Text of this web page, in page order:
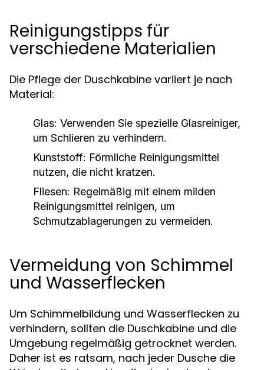
Reinigungstipps für
verschiedene Materialien
Die Pflege der Duschkabine variiert je nach
Material:
Glas: Verwenden Sie spezielle Glasreiniger,
um Schlieren zu verhindern.
Kunststoff: Förmliche Reinigungsmittel
nutzen, die nicht kratzen.
Fliesen: Regelmäßig mit einem milden
Reinigungsmittel reinigen, um
Schmutzablagerungen zu vermeiden.
Vermeidung von Schimmel
und Wasserflecken
Um Schimmelbildung und Wasserflecken zu
verhindern, sollten die Duschkabine und die
Umgebung regelmäßig getrocknet werden.
Daher ist es ratsam, nach jeder Dusche die